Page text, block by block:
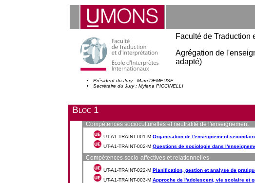
Faculté de Traduction
Agrégation de
adapté)
Président du Jury : Marc DEMEUSE
Secrétaire du Jury : Mylena PICCINELLI
Bloc 1
Compétences socioculturelles et neutralité de l'enseignement
UT-A1-TRAINT-001-M Organisation de l'enseignement
UT-A1-TRAINT-002-M Questions de sociologie dans
Compétences socio-affectives et relationnelles
UT-A1-TRAINT-022-M Planification, gestion et analyse de
UT-A1-TRAINT-003-M Approche de l'adolescent, vie scolaire et